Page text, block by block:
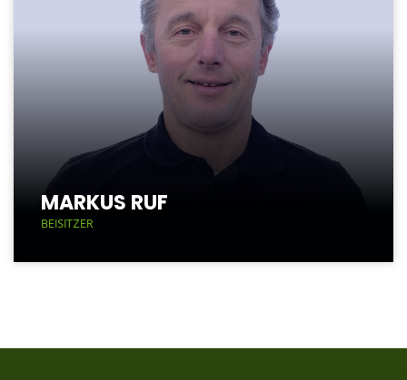
MARKUS RUF
BEISITZER